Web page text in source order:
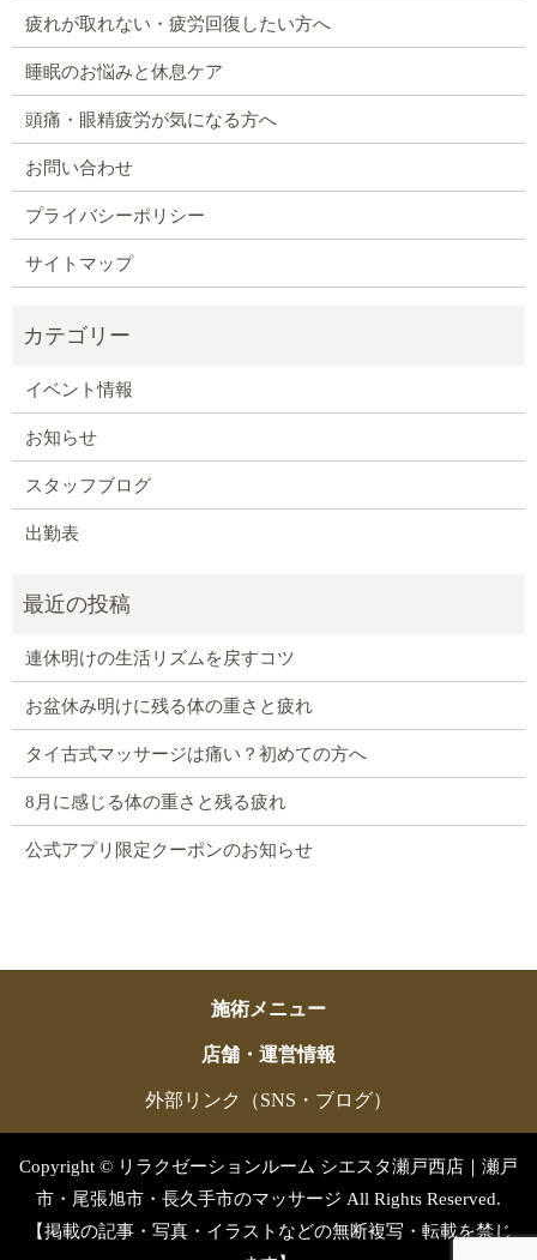
疲れが取れない・疲労回復したい方へ
睡眠のお悩みと休息ケア
頭痛・眼精疲労が気になる方へ
お問い合わせ
プライバシーポリシー
サイトマップ
イベント情報
お知らせ
スタッフブログ
出勤表
連休明けの生活リズムを戻すコツ
お盆休み明けに残る体の重さと疲れ
タイ古式マッサージは痛い？初めての方へ
8月に感じる体の重さと残る疲れ
公式アプリ限定クーポンのお知らせ
施術メニュー
店舗・運営情報
外部リンク（SNS・ブログ）
Copyright © リラクゼーションルーム シエスタ瀬戸西店｜瀬戸
市・尾張旭市・長久手市のマッサージ All Rights Reserved.
【掲載の記事・写真・イラストなどの無断複写・転載を禁じ